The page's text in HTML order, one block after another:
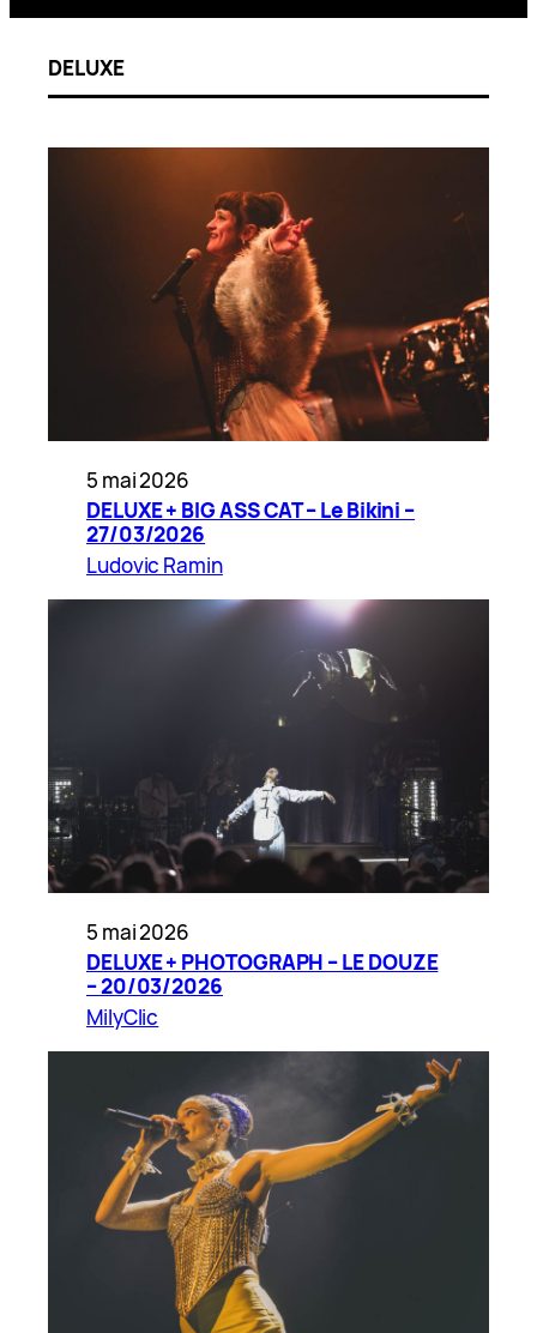
DELUXE
5 mai 2026
DELUXE + BIG ASS CAT – Le Bikini –
27/03/2026
Ludovic Ramin
5 mai 2026
DELUXE + PHOTOGRAPH – LE DOUZE
– 20/03/2026
MilyClic